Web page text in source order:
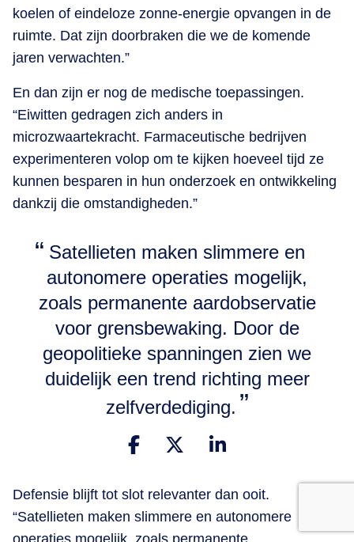
koelen of eindeloze zonne-energie opvangen in de
ruimte. Dat zijn doorbraken die we de komende
jaren verwachten.”
En dan zijn er nog de medische toepassingen.
“Eiwitten gedragen zich anders in
microzwaartekracht. Farmaceutische bedrijven
experimenteren volop om te kijken hoeveel tijd ze
kunnen besparen in hun onderzoek en ontwikkeling
dankzij die omstandigheden.”
Satellieten maken slimmere en
autonomere operaties mogelijk,
zoals permanente aardobservatie
voor grensbewaking. Door de
geopolitieke spanningen zien we
duidelijk een trend richting meer
zelfverdediging.
Defensie blijft tot slot relevanter dan ooit.
“Satellieten maken slimmere en autonomere
operaties mogelijk, zoals permanente